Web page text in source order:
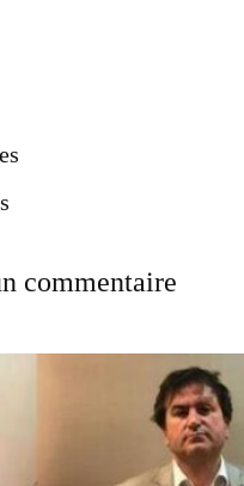
commentaire